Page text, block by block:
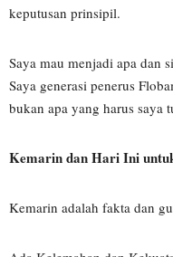
keputusan prinsipil.
Saya mau menjadi apa dan
Saya generasi penerus
bukan apa yang harus
Kemarin dan Hari Ini
Kemarin adalah fakta dan